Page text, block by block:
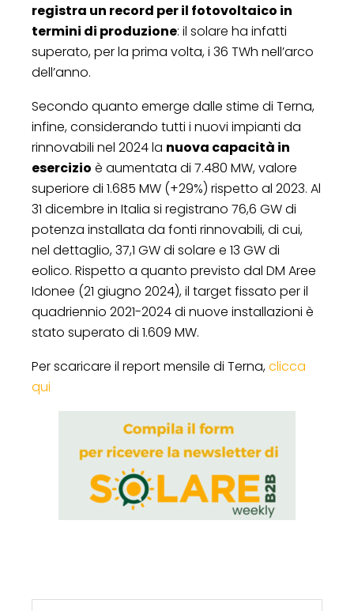
registra un record per il fotovoltaico in
termini di produzione: il solare ha infatti
superato, per la prima volta, i 36 TWh nell’arco
dell’anno.
Secondo quanto emerge dalle stime di Terna,
infine, considerando tutti i nuovi impianti da
rinnovabili nel 2024 la nuova capacità in
esercizio è aumentata di 7.480 MW, valore
superiore di 1.685 MW (+29%) rispetto al 2023. Al
31 dicembre in Italia si registrano 76,6 GW di
potenza installata da fonti rinnovabili, di cui,
nel dettaglio, 37,1 GW di solare e 13 GW di
eolico. Rispetto a quanto previsto dal DM Aree
Idonee (21 giugno 2024), il target fissato per il
quadriennio 2021-2024 di nuove installazioni è
stato superato di 1.609 MW.
Per scaricare il report mensile di Terna,clicca
qui